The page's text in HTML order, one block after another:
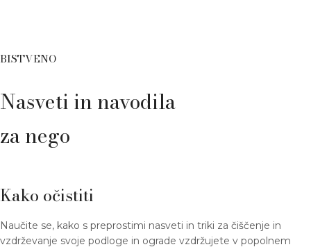
BISTVENO
Nasveti in navodila
za nego
Kako očistiti
Naučite se, kako s preprostimi nasveti in triki za čiščenje in
vzdrževanje svoje podloge in ograde vzdržujete v popolnem